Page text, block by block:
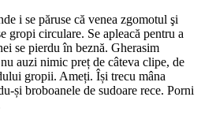
i se păruse că venea zgomotul şi
gropi circulare. Se apleacă pentru a
se pierdu în beznă. Gherasim
auzi nimic preț de câteva clipe, de
gropii. Ameți. Își trecu mâna
și broboanele de sudoare rece. Porni